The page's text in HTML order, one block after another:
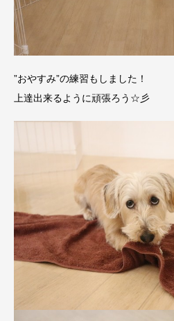
”おやすみ”の練習もしました！
上達出来るように頑張ろう☆彡